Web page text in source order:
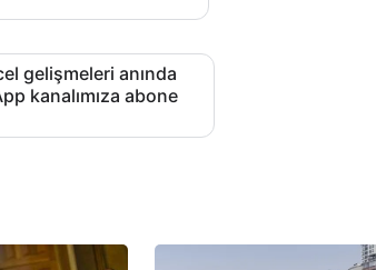
gelişmeleri anında
kanalımıza abone